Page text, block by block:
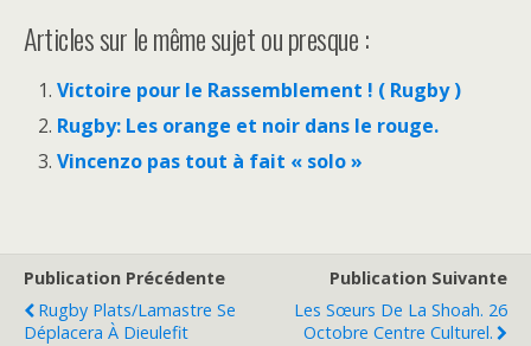
Articles sur le même sujet ou presque :
Victoire pour le Rassemblement ! ( Rugby )
Rugby: Les orange et noir dans le rouge.
Vincenzo pas tout à fait « solo »
Publication Précédente
Rugby Plats/Lamastre Se
Déplacera À Dieulefit
Publication Suivante
Les Sœurs De La Shoah. 26
Octobre Centre Culturel.